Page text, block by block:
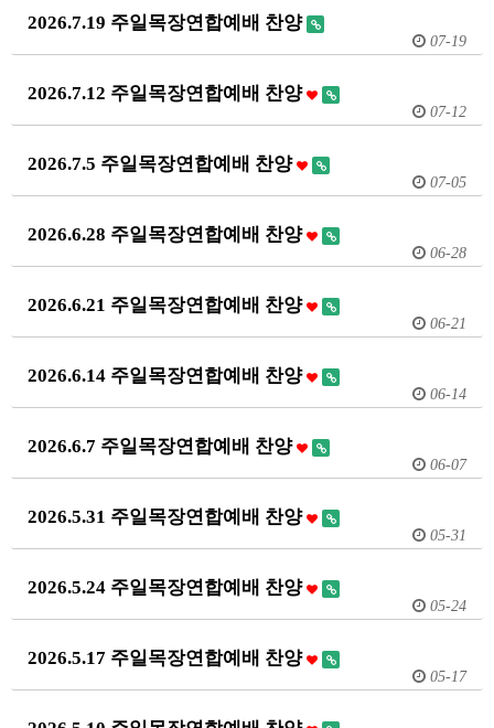
2026.7.19 주일목장연합예배 찬양
07-19
2026.7.12 주일목장연합예배 찬양
07-12
2026.7.5 주일목장연합예배 찬양
07-05
2026.6.28 주일목장연합예배 찬양
06-28
2026.6.21 주일목장연합예배 찬양
06-21
2026.6.14 주일목장연합예배 찬양
06-14
2026.6.7 주일목장연합예배 찬양
06-07
2026.5.31 주일목장연합예배 찬양
05-31
2026.5.24 주일목장연합예배 찬양
05-24
2026.5.17 주일목장연합예배 찬양
05-17